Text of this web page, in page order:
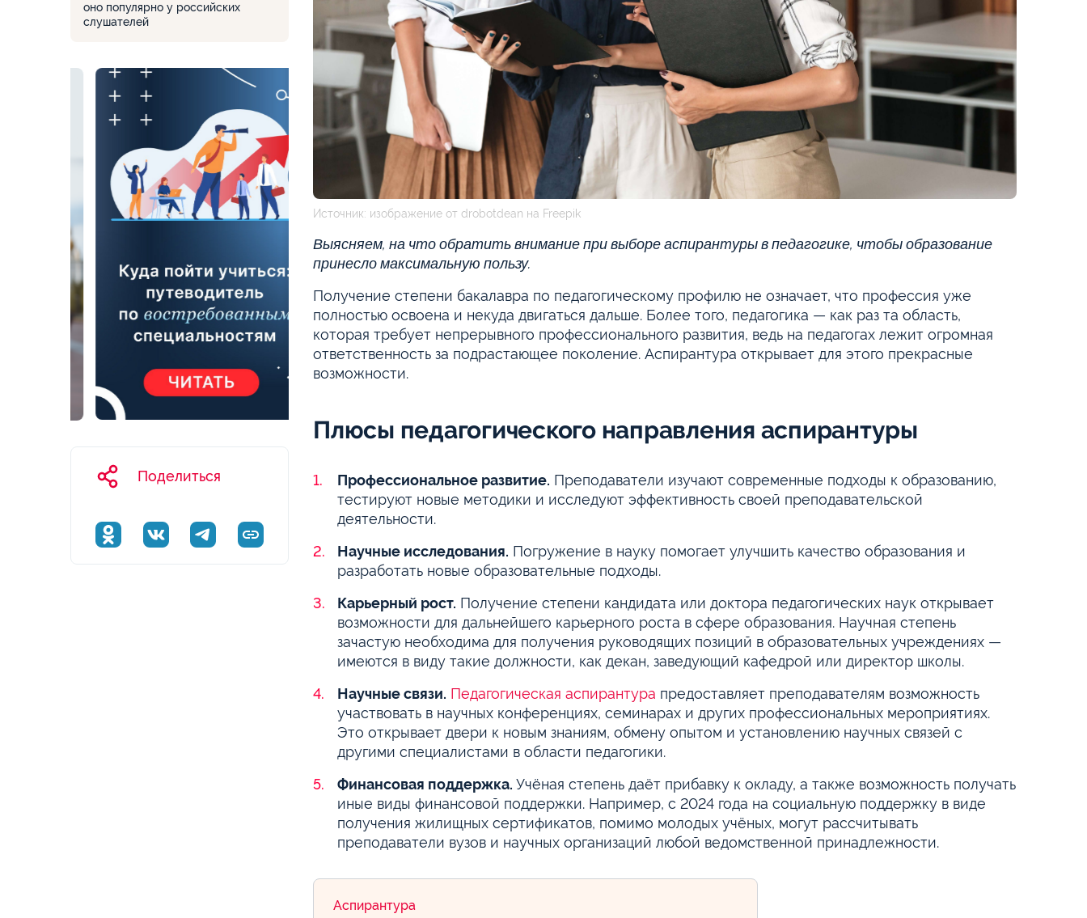
оно популярно у российских
слушателей
Поделиться
Источник: изображение от drobotdean на Freepik
Выясняем, на что обратить внимание при выборе аспирантуры в педагогике, чтобы образование
принесло максимальную пользу.
Получение степени бакалавра по педагогическому профилю не означает, что профессия уже
полностью освоена и некуда двигаться дальше. Более того, педагогика — как раз та область,
которая требует непрерывного профессионального развития, ведь на педагогах лежит огромная
ответственность за подрастающее поколение. Аспирантура открывает для этого прекрасные
возможности.
Плюсы педагогического направления аспирантуры
Профессиональное развитие. Преподаватели изучают современные подходы к образованию,
тестируют новые методики и исследуют эффективность своей преподавательской
деятельности.
Научные исследования. Погружение в науку помогает улучшить качество образования и
разработать новые образовательные подходы.
Карьерный рост. Получение степени кандидата или доктора педагогических наук открывает
возможности для дальнейшего карьерного роста в сфере образования. Научная степень
зачастую необходима для получения руководящих позиций в образовательных учреждениях —
имеются в виду такие должности, как декан, заведующий кафедрой или директор школы.
Научные связи. Педагогическая аспирантура предоставляет преподавателям возможность
участвовать в научных конференциях, семинарах и других профессиональных мероприятиях.
Это открывает двери к новым знаниям, обмену опытом и установлению научных связей с
другими специалистами в области педагогики.
Финансовая поддержка. Учёная степень даёт прибавку к окладу, а также возможность получать
иные виды финансовой поддержки. Например, с 2024 года на социальную поддержку в виде
получения жилищных сертификатов, помимо молодых учёных, могут рассчитывать
преподаватели вузов и научных организаций любой ведомственной принадлежности.
Аспирантура